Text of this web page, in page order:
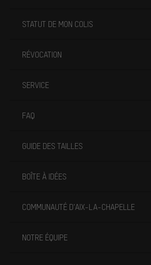
STATUT DE MON COLIS
RÉVOCATION
SERVICE
FAQ
GUIDE DES TAILLES
BOÎTE À IDÉES
COMMUNAUTÉ D'AIX-LA-CHAPELLE
NOTRE ÉQUIPE